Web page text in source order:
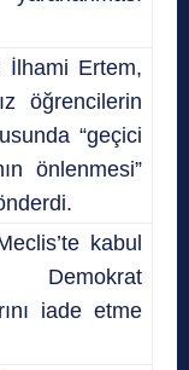
İlhami Ertem,
öğrencilerin
“geçici
önlenmesi”
kabul
iade etme